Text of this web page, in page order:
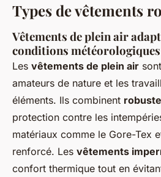
Types de vêtements
Vêtements de plein air
conditions météorologiques
Les vêtements de plein air
amateurs de nature et les
éléments. Ils combinent
protection contre les
matériaux comme le Gore-Tex
renforcé. Les vêtements
confort thermique tout en